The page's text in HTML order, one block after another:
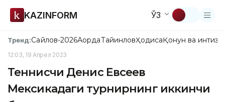
KAZINFORM ЎЗ
Тренд:Сайлов-2026АқордаТайинловҲодисаҚонун ва
12:03, 19 Апрел 2023
Теннисчи Денис Евсеев
Мексикадаги турнирнинг иккинчи